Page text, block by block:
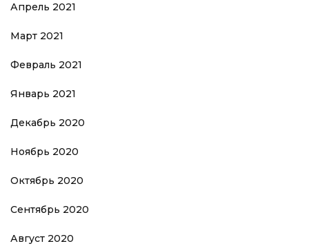
Апрель 2021
Март 2021
Февраль 2021
Январь 2021
Декабрь 2020
Ноябрь 2020
Октябрь 2020
Сентябрь 2020
Август 2020